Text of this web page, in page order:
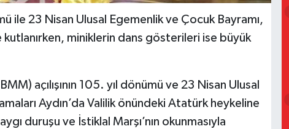
ile 23 Nisan Ulusal Egemenlik ve Çocuk Bayramı,
kutlanırken, miniklerin dans gösterileri ise büyük
açılışının 105. yıl dönümü ve 23 Nisan Ulusal
Aydın’da Valilik önündeki Atatürk heykeline
duruşu ve İstiklal Marşı’nın okunmasıyla